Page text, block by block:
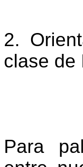
2.
clase de
Para